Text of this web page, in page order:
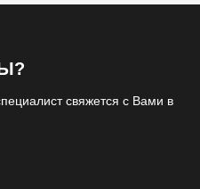
свяжется с Вами в